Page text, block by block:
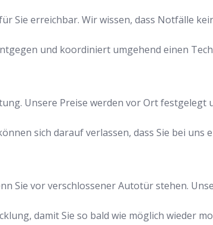
Sie erreichbar. Wir wissen, dass Notfälle
und koordiniert umgehend einen
Unsere Preise werden vor Ort festgelegt
sich darauf verlassen, dass Sie bei uns
Sie vor verschlossener Autotür stehen.
damit Sie so bald wie möglich wieder